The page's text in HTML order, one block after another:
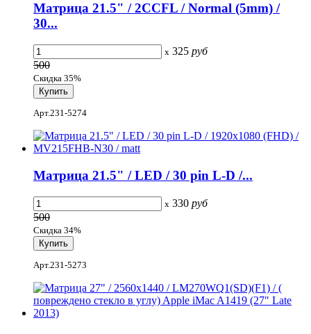
Матрица 21.5" / 2CCFL / Normal (5mm) /
30...
x 325 руб
500
Скидка 35%
Арт.231-5274
Матрица 21.5" / LED / 30 pin L-D /...
x 330 руб
500
Скидка 34%
Арт.231-5273